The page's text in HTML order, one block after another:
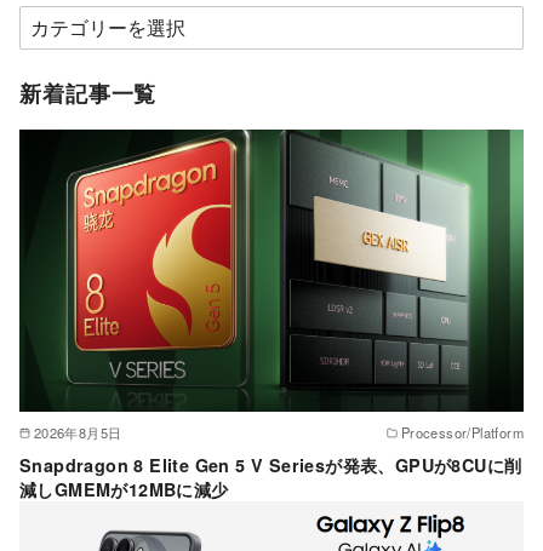
カ
テ
ゴ
新着記事一覧
2026年8月5日 Processor/Platform
Snapdragon 8 Elite Gen 5 V Seriesが発表、GPUが8CUに削
減しGMEMが12MBに減少